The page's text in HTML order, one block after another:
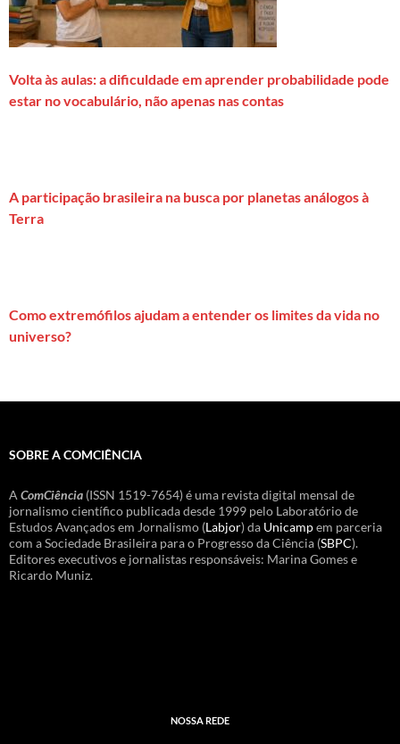
Volta às aulas: a dificuldade em aprender probabilidade pode
estar no vocabulário, não apenas nas contas
A participação brasileira na busca por planetas análogos à
Terra
Como extremófilos ajudam a entender os limites da vida no
universo?
SOBRE A COMCIÊNCIA
A ComCiência (ISSN 1519-7654) é uma revista digital mensal de
jornalismo científico publicada desde 1999 pelo Laboratório de
Estudos Avançados em Jornalismo (Labjor) da Unicampem parceria
com a Sociedade Brasileira para o Progresso da Ciência (SBPC).
Editores executivos e jornalistas responsáveis: Marina Gomes e
Ricardo Muniz.
NOSSA REDE